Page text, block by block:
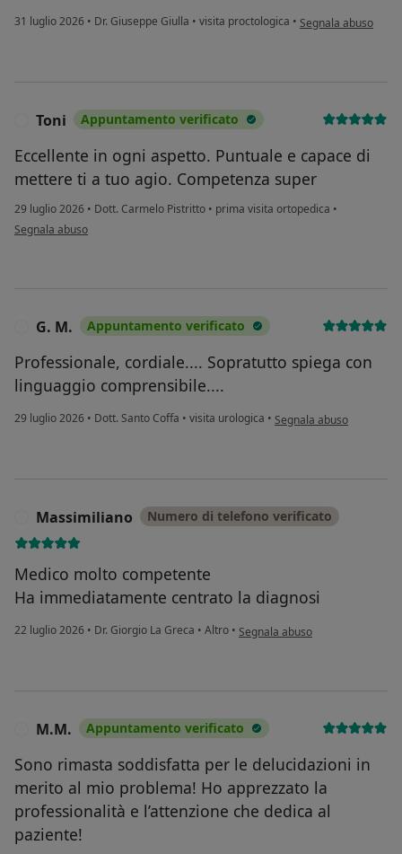
31 luglio 2026 • Dr. Giuseppe Giulla • visita proctologica • secondo l'opinione
Segnala abuso
Toni Appuntamento verificato
Eccellente in ogni aspetto. Puntuale e capace di
mettere ti a tuo agio. Competenza super
29 luglio 2026 • Dott. Carmelo Pistritto • prima visita ortopedica •
secondo l'opinione dell'utente Toni
Segnala abuso
G. M. Appuntamento verificato
Professionale, cordiale.... Sopratutto spiega con
linguaggio comprensibile....
29 luglio 2026 • Dott. Santo Coffa • visita urologica • secondo l'opinione
Segnala abuso
Massimiliano Numero di telefono verificato
Medico molto competente
Ha immediatamente centrato la diagnosi
22 luglio 2026 • Dr. Giorgio La Greca • Altro • secondo l'opinione dell'utente
Segnala abuso
M.M. Appuntamento verificato
Sono rimasta soddisfatta per le delucidazioni in
merito al mio problema! Ho apprezzato la
professionalità e l’attenzione che dedica al
paziente!